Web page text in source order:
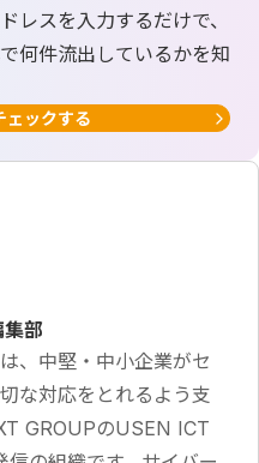
レスを入力するだけで、
何件流出しているかを知
ェックする
部
、中堅・中小企業がセ
な対応をとれるよう支
GROUPのUSEN ICT